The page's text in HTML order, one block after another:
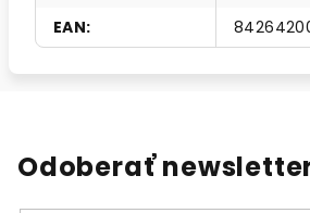
EAN:
Odoberať